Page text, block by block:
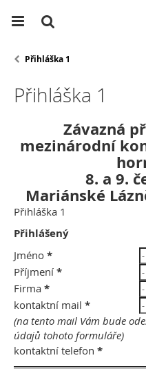
Přihláška 1
Přihláška 1
Závazná
mezinárodní
8. a 9.
Mariánské
Přihláška 1
Přihlášený
Jméno *
Příjmení *
Firma *
kontaktní mail *
(na tento mail Vám bude
údajů tohoto formuláře)
kontaktní telefon *